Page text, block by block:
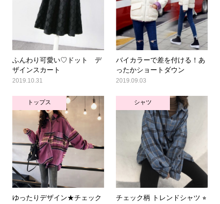
ふんわり可愛い♡ドット デ
ザインスカート
2019.10.31
バイカラーで差を付ける！あ
ったかショートダウン
2019.09.03
トップス
ゆったりデザイン★チェック
シャツ
チェック柄 トレンドシャツ ⭐︎